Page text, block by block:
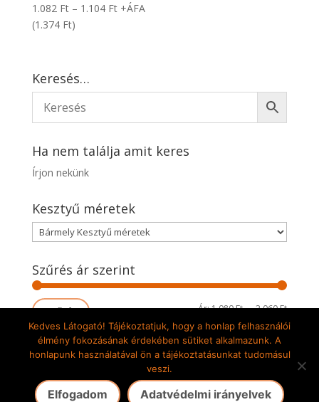
1.082 Ft – 1.104 FtÁrtartomány:
+ÁFA
(1.374 Ft)
Keresés…
Ha nem találja amit keres
Írjon nekünk
Kesztyű méretek
Szűrés ár szerint
Min
ár
Max
ár
Szűrés Ár:1.080 Ft—2.060 Ft
Gete-Pilis Kft. 2009-2024 © Minden jog fenntartva! |
Kedves Látogató! Tájékoztatjuk, hogy a honlap felhasználói
élmény fokozásának érdekében sütiket alkalmazunk. A
honlapunk használatával ön a tájékoztatásunkat tudomásul
veszi.
Elfogadom Adatvédelmi irányelvek